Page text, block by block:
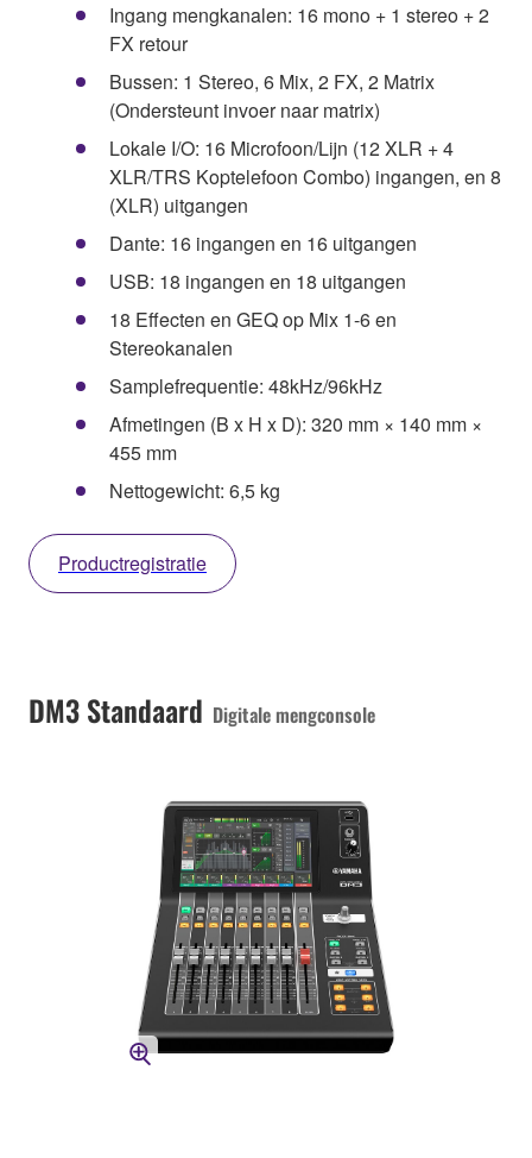
Ingang mengkanalen: 16 mono + 1 stereo + 2
FX retour
Bussen: 1 Stereo, 6 Mix, 2 FX, 2 Matrix
(Ondersteunt invoer naar matrix)
Lokale I/O: 16 Microfoon/Lijn (12 XLR + 4
XLR/TRS Koptelefoon Combo) ingangen, en 8
(XLR) uitgangen
Dante: 16 ingangen en 16 uitgangen
USB: 18 ingangen en 18 uitgangen
18 Effecten en GEQ op Mix 1-6 en
Stereokanalen
Samplefrequentie: 48kHz/96kHz
Afmetingen (B x H x D): 320 mm × 140 mm ×
455 mm
Nettogewicht: 6,5 kg
Productregistratie
DM3 Standaard Digitale mengconsole